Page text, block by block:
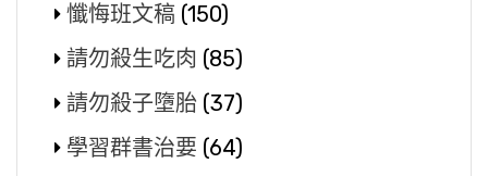
懺悔班文稿 (150)
請勿殺生吃肉 (85)
請勿殺子墮胎 (37)
學習群書治要 (64)